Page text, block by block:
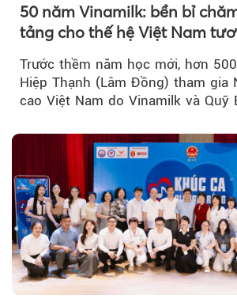
50 năm Vinamilk: bền bỉ
tảng cho thế hệ Việt Nam
Trước thềm năm học mới, hơn
Hiệp Thạnh (Lâm Đồng) tham gia
cao Việt Nam do Vinamilk và Quỹ